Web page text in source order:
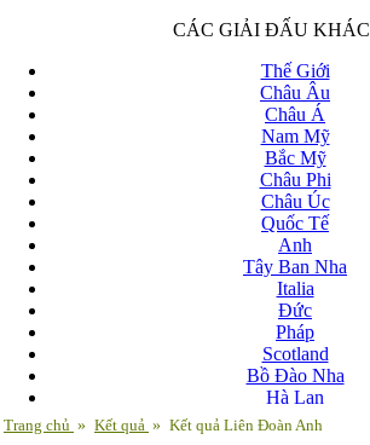
CÁC GIẢI ĐẤU KHÁC
Thế Giới
Châu Âu
Châu Á
Nam Mỹ
Bắc Mỹ
Châu Phi
Châu Úc
Quốc Tế
Anh
Tây Ban Nha
Italia
Đức
Pháp
Scotland
Bồ Đào Nha
Hà Lan
Nga
Trang chủ » Kết quả » Kết quả Liên Đoàn Anh